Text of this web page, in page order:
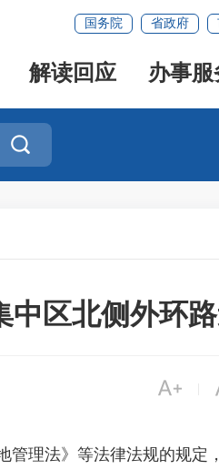
国务院 省政府
解读回应 办事服

区北侧外环路

理法》等法律法规的规定